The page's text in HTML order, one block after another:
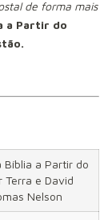
de forma mais
a Partir do
Bíblia a Partir do
Terra e David
Nelson